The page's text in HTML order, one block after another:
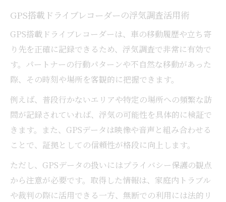
GPS搭載ドライブレコーダーの浮気調査活用術
GPS搭載ドライブレコーダーは、車の移動履歴や立ち寄
り先を正確に記録できるため、浮気調査で非常に有効で
す。パートナーの行動パターンや不自然な移動があった
際、その時刻や場所を客観的に把握できます。
例えば、普段行かないエリアや特定の場所への頻繁な訪
問が記録されていれば、浮気の可能性を具体的に検証で
きます。また、GPSデータは映像や音声と組み合わせる
ことで、証拠としての信頼性が格段に向上します。
ただし、GPSデータの扱いにはプライバシー保護の観点
から注意が必要です。取得した情報は、家庭内トラブル
や裁判の際に活用できる一方、無断での利用には法的リ